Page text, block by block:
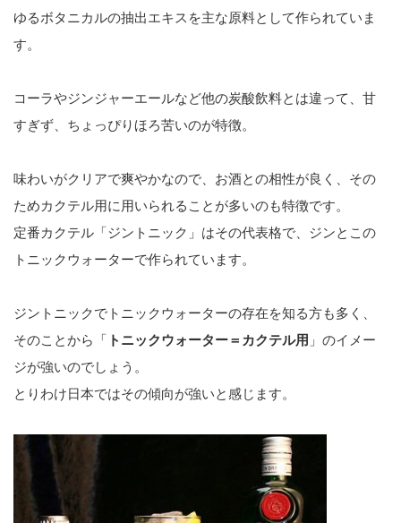
ゆるボタニカルの抽出エキスを主な原料として作られていま
す。
コーラやジンジャーエールなど他の炭酸飲料とは違って、甘
すぎず、ちょっぴりほろ苦いのが特徴。
味わいがクリアで爽やかなので、お酒との相性が良く、その
ためカクテル用に用いられることが多いのも特徴です。
定番カクテル「ジントニック」はその代表格で、ジンとこの
トニックウォーターで作られています。
ジントニックでトニックウォーターの存在を知る方も多く、
そのことから「 トニックウォーター＝カクテル用 」のイメー
ジが強いのでしょう。
とりわけ日本ではその傾向が強いと感じます。